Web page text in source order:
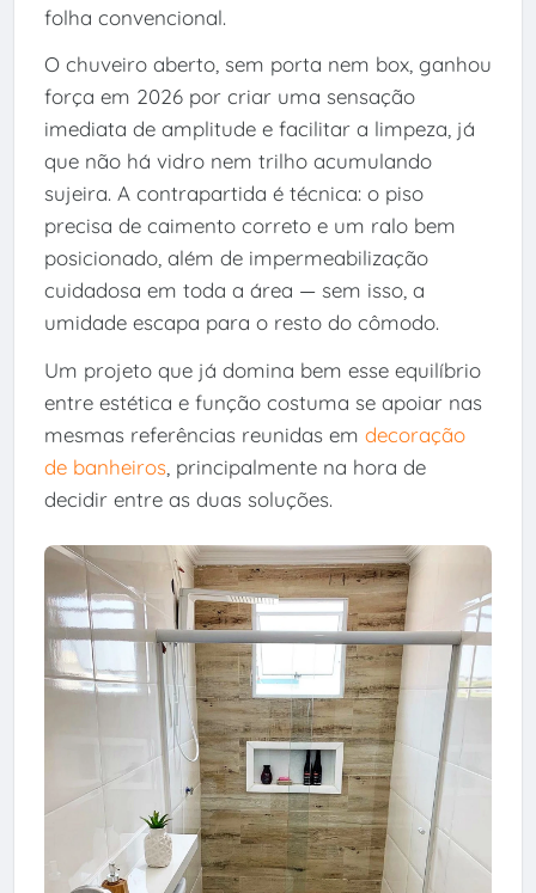
folha convencional.
O chuveiro aberto, sem porta nem box, ganhou
força em 2026 por criar uma sensação
imediata de amplitude e facilitar a limpeza, já
que não há vidro nem trilho acumulando
sujeira. A contrapartida é técnica: o piso
precisa de caimento correto e um ralo bem
posicionado, além de impermeabilização
cuidadosa em toda a área — sem isso, a
umidade escapa para o resto do cômodo.
Um projeto que já domina bem esse equilíbrio
entre estética e função costuma se apoiar nas
mesmas referências reunidas em decoração
de banheiros, principalmente na hora de
decidir entre as duas soluções.